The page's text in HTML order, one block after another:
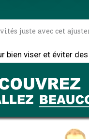
juste avec cet
bien viser et éviter